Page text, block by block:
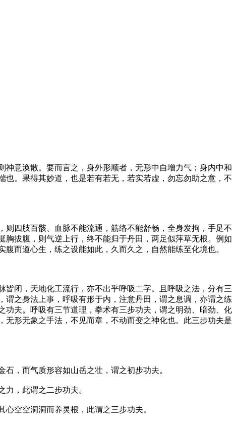
意涣散。要而言之，身外形顺者，无形中自增力气；身内中和
。果得其妙道，也是若有若无，若实若虚，勿忘勿助之意，不
四肢百骸、血脉不能流通，筋络不能舒畅，全身发拘，手足不
拔腹，则气逆上行，终不能归于丹田，两足似萍草无根。例如
而道心生，练之设能如此，久而久之，自然能练至化境也。
闭，天地化工流行，亦不出乎呼吸二字。且呼吸之法，分有三
之身法上事，呼吸有形于内，注意丹田，谓之息调，亦谓之练
夫。呼吸有三节道理，拳术有三步功夫，谓之明劲、暗劲、化
形无象之手法，不见而章，不动而变之神化也。此三步功夫是
，而气质形容如山岳之壮，谓之初步功夫。
，此谓之二步功夫。
空空洞洞而养灵根，此谓之三步功夫。